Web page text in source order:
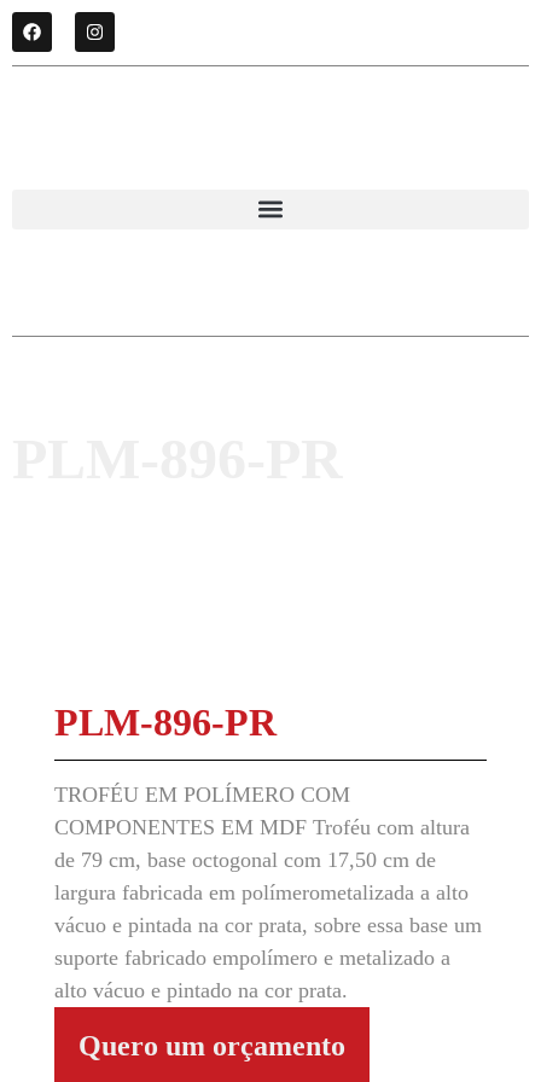
PLM-896-PR
TROFÉU EM POLÍMERO COM
COMPONENTES EM MDF Troféu com altura
de 79 cm, base octogonal com 17,50 cm de
largura fabricada em polímerometalizada a alto
vácuo e pintada na cor prata, sobre essa base um
suporte fabricado empolímero e metalizado a
alto vácuo e pintado na cor prata.
Quero um orçamento